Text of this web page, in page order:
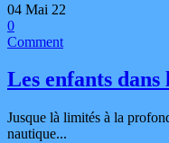
04 Mai 22
0
Comment
Les enfants
Jusque là limités à la
nautique...